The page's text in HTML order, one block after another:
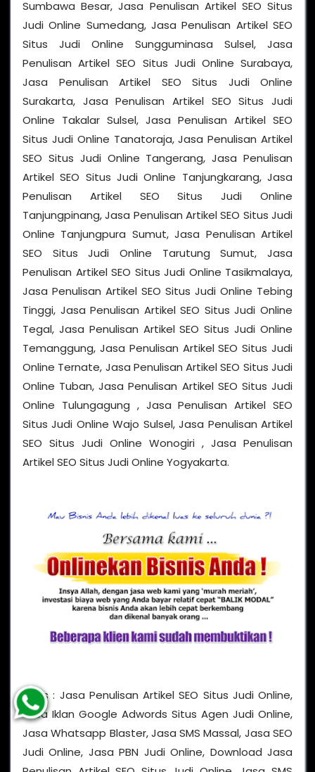
Tags : Jasa Penulisan Artikel SEO Situs Judi Online,
Jasa Iklan Google Adwords Situs Agen Judi Online,
Jasa Whatsapp Blaster, Jasa SMS Massal, Jasa SEO
Judi Online, Jasa PBN Judi Online, Download Jasa